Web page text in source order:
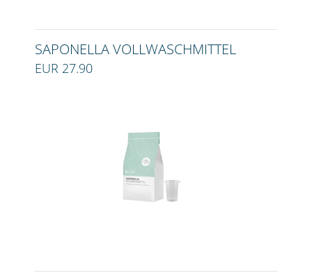
SAPONELLA VOLLWASCHMITTEL
EUR 27.90